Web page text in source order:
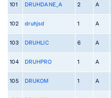
101 DRUHDANE_A 2 A
102 druhjsd 1 A
103 DRUHLIC 6 A
104 DRUHPRO 1 A
105 DRUKOM 1 A